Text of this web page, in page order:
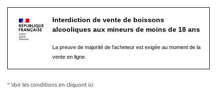
Interdiction de vente de boissons
alcooliques aux mineurs de moins de 18 ans
La preuve de majorité de l'acheteur est exigée au moment de la
vente en ligne.
* Voir les conditions en cliquant ici